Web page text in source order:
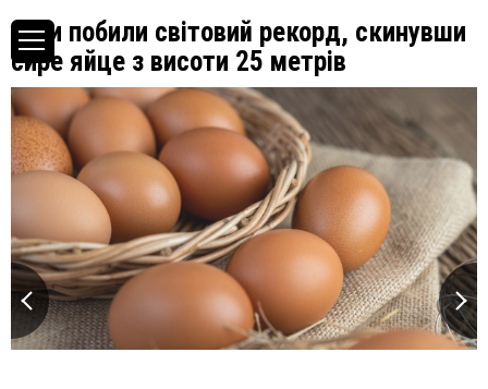
Діти побили світовий рекорд, скинувши
сире яйце з висоти 25 метрів